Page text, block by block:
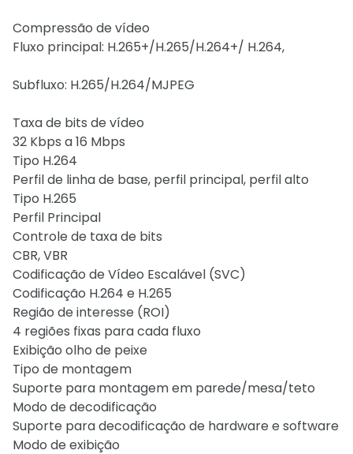
Compressão de vídeo
Fluxo principal: H.265+/H.265/H.264+/ H.264,
Subfluxo: H.265/H.264/MJPEG
Taxa de bits de vídeo
32 Kbps a 16 Mbps
Tipo H.264
Perfil de linha de base, perfil principal, perfil alto
Tipo H.265
Perfil Principal
Controle de taxa de bits
CBR, VBR
Codificação de Vídeo Escalável (SVC)
Codificação H.264 e H.265
Região de interesse (ROI)
4 regiões fixas para cada fluxo
Exibição olho de peixe
Tipo de montagem
Suporte para montagem em parede/mesa/teto
Modo de decodificação
Suporte para decodificação de hardware e software
Modo de exibição